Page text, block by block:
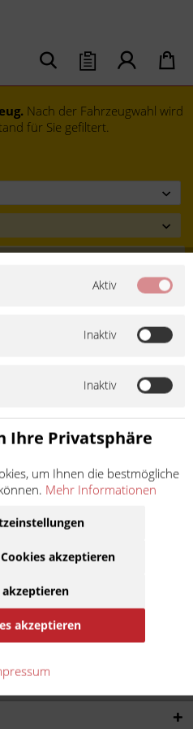
Nach der Fahrzeugwahl wird
für Sie gefiltert.
online kaufen
Einsatz. Nicht als
mehr erfahren »
Aktiv
Inaktiv
Inaktiv
Ihre Privatsphäre
um Ihnen die bestmögliche
Mehr Informationen
akzeptieren
akzeptieren
akzeptieren